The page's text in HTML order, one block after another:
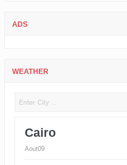
ADS
WEATHER
Cairo
Aout09